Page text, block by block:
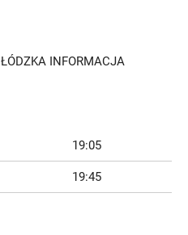
INFORMACJA
19:05
19:45